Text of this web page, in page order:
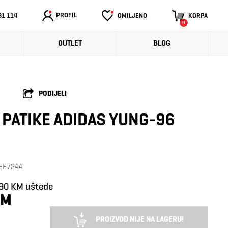
114 PROFIL OMILJENO KORPA
0
OUTLET BLOG
PODIJELI
ADIDAS YUNG-96
KM uštede
PROIZVOD NIJE NA LAGERU!